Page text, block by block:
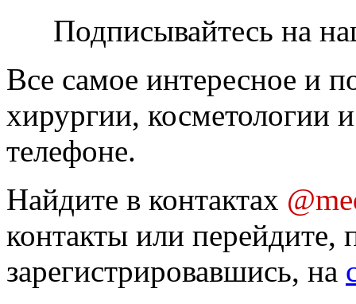
Подписывайтесь на
Все самое интересное и
хирургии, косметологии
телефоне.
Найдите в контактах
контакты или перейдите,
зарегистрировавшись, на